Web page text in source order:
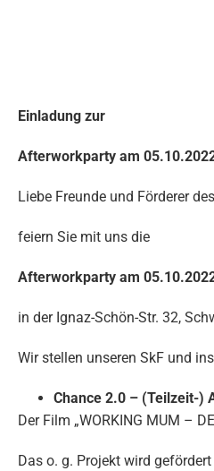
Einladung zur
Afterworkparty am
Liebe Freunde und Förderer
feiern Sie mit uns die
Afterworkparty am
in der Ignaz-Schön-Str. 32,
Wir stellen unseren SkF und
Chance 2.0 – (Teilzeit-)
Der Film „WORKING MUM –
Das o. g. Projekt wird